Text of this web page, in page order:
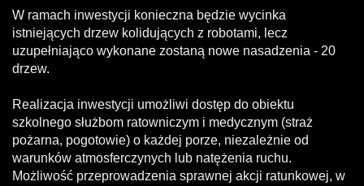
W ramach inwestycji konieczna będzie wycinka
istniejących drzew kolidujących z robotami, lecz
uzupełniająco wykonane zostaną nowe nasadzenia - 20
drzew.
Realizacja inwestycji umożliwi dostęp do obiektu
szkolnego służbom ratowniczym i medycznym (straż
pożarna, pogotowie) o każdej porze, niezależnie od
warunków atmosferczynych lub natężenia ruchu.
Możliwość przeprowadzenia sprawnej akcji ratunkowej, w